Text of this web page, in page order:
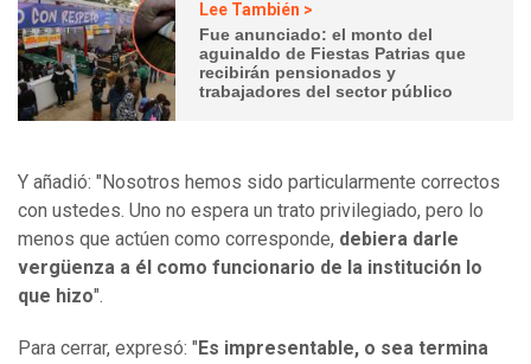
Lee También >
Fue anunciado: el monto del
aguinaldo de Fiestas Patrias que
recibirán pensionados y
trabajadores del sector público
Y añadió: "Nosotros hemos sido particularmente correctos
con ustedes. Uno no espera un trato privilegiado, pero lo
menos que actúen como corresponde, debiera darle
vergüenza a él como funcionario de la institución lo
que hizo".
Para cerrar, expresó: "Es impresentable, o sea termina